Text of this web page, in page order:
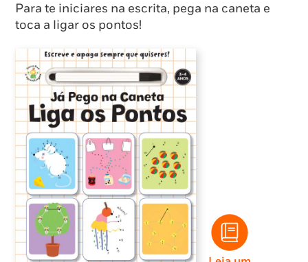
Para te iniciares na escrita, pega na caneta e
toca a ligar os pontos!